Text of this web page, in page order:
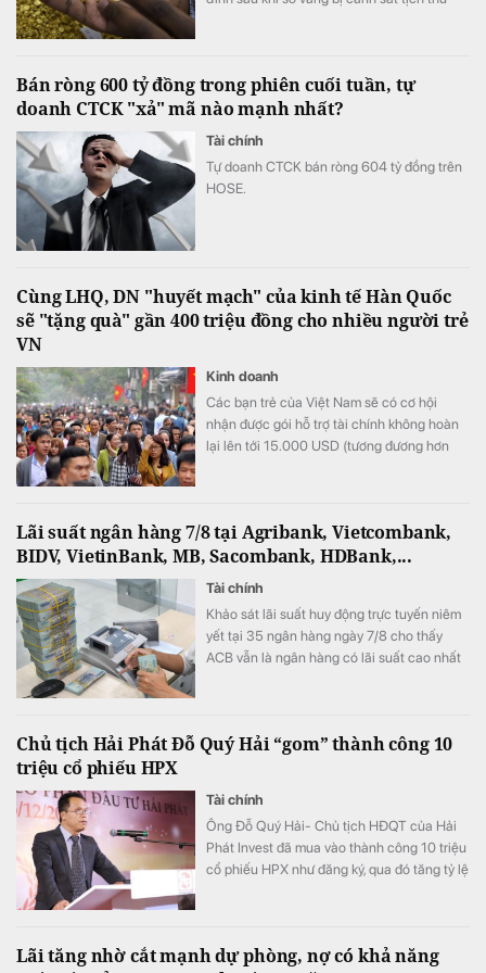
Bán ròng 600 tỷ đồng trong phiên cuối tuần, tự
doanh CTCK "xả" mã nào mạnh nhất?
Tài chính
Tự doanh CTCK bán ròng 604 tỷ đồng trên
HOSE.
Cùng LHQ, DN "huyết mạch" của kinh tế Hàn Quốc
sẽ "tặng quà" gần 400 triệu đồng cho nhiều người trẻ
VN
Kinh doanh
Các bạn trẻ của Việt Nam sẽ có cơ hội
nhận được gói hỗ trợ tài chính không hoàn
lại lên tới 15.000 USD (tương đương hơn
Lãi suất ngân hàng 7/8 tại Agribank, Vietcombank,
BIDV, VietinBank, MB, Sacombank, HDBank,...
Tài chính
Khảo sát lãi suất huy động trực tuyến niêm
yết tại 35 ngân hàng ngày 7/8 cho thấy
ACB vẫn là ngân hàng có lãi suất cao nhất
Chủ tịch Hải Phát Đỗ Quý Hải “gom” thành công 10
triệu cổ phiếu HPX
Tài chính
Ông Đỗ Quý Hải- Chủ tịch HĐQT của Hải
Phát Invest đã mua vào thành công 10 triệu
cổ phiếu HPX như đăng ký, qua đó tăng tỷ lệ
Lãi tăng nhờ cắt mạnh dự phòng, nợ có khả năng